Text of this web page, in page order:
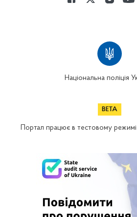
Національна поліція
Портал працює в тестовому режимі